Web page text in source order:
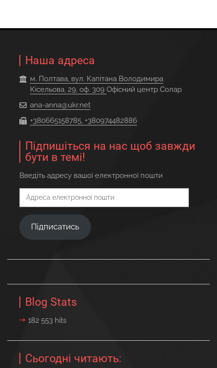
Наша адреса
м. Полтава, вул. Капітана Володимира
Кісельова, 29, оф. 309 Офісний центр Солар
ana-anna@ukr.net
+380665158785, +380974482886
Підпишіться на нас щоб завжди
бути в темі!
Введіть адресу вашої електронної пошти
Адреса
електронної
пошти
Підписатись
Blog Stats
182 553 hits
Сьогодні читають: